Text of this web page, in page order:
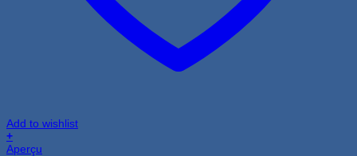
Add to wishlist
+
Aperçu